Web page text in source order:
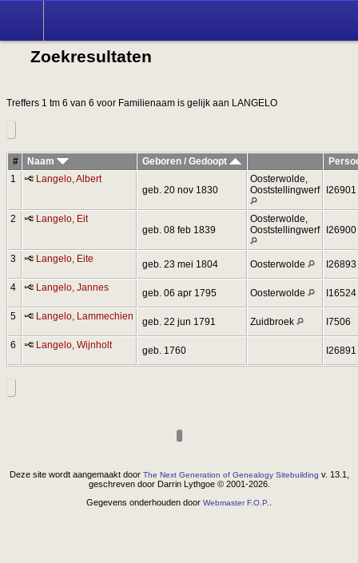
Zoekresultaten
Treffers 1 tm 6 van 6 voor Familienaam is gelijk aan LANGELO
# Naam Geboren / Gedoopt
1
Langelo, Albert
geb. 20 nov 1830
Oosterwolde,
Ooststellingwerf
I26901
2
Langelo, Eit
geb. 08 feb 1839
Oosterwolde,
Ooststellingwerf
I26900
3 Langelo, Eite geb. 23 mei 1804 Oosterwolde I26893
4 Langelo, Jannes geb. 06 apr 1795 Oosterwolde I16524
5 Langelo, Lammechien geb. 22 jun 1791 Zuidbroek I7506
6 Langelo, Wijnholt geb. 1760 I26891
Deze site wordt aangemaakt door The Next Generation of Genealogy Sitebuilding v. 13.1,
geschreven door Darrin Lythgoe © 2001-2026.
Gegevens onderhouden door Webmaster F.O.P.